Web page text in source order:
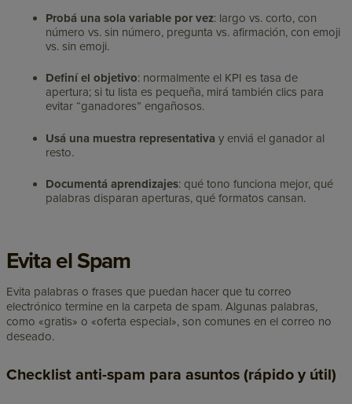
Probá una sola variable por vez: largo vs. corto, con
número vs. sin número, pregunta vs. afirmación, con emoji
vs. sin emoji.
Definí el objetivo: normalmente el KPI es tasa de
apertura; si tu lista es pequeña, mirá también clics para
evitar “ganadores” engañosos.
Usá una muestra representativa y enviá el ganador al
resto.
Documentá aprendizajes: qué tono funciona mejor, qué
palabras disparan aperturas, qué formatos cansan.
Evita el Spam
Evita palabras o frases que puedan hacer que tu correo
electrónico termine en la carpeta de spam. Algunas palabras,
como «gratis» o «oferta especial», son comunes en el correo no
deseado.
Checklist anti-spam para asuntos (rápido y útil)